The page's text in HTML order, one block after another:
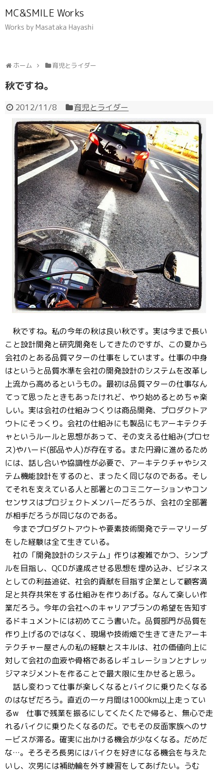
MC&SMILE Works
Works by Masataka Hayashi
ホーム 育児とライダー
秋ですね。
2012/11/8 育児とライダー
秋ですね。私の今年の秋は良い秋です。実は今まで長い
こと設計開発と研究開発をしてきたのですが、この夏から
会社のとある品質マターの仕事をしています。仕事の中身
はというと品質水準を会社の開発設計のシステムを改革し
上流から高めるというもの。最初は品質マターの仕事なん
てって思ったときもあったけれど、やり始めるとめちゃ楽
しい。実は会社の仕組みつくりは商品開発、プロダクトア
ウトにそっくり。会社の仕組みにも製品にもアーキテクチ
ャというルールと思想があって、その支える仕組み(プロセ
ス)やハード(部品や人)が存在する。また円滑に進めるため
には、話し合いや協調性が必要で、アーキテクチャやシス
テム機能設計をするのと、まったく同じなのである。そし
てそれを支えている人と部署とのコミニケーションやコン
センサスはプロジェクトメンバーだろうが、会社の全部署
が相手だろうが同じなのである。
今までプロダクトアウトや要素技術開発でテーマリーダ
をした経験は全て生きている。
社の「開発設計のシステム」作りは複雑でかつ、シンプ
ルを目指し、QCDが達成させる思想を埋め込み、ビジネス
としての利益追従、社会的貢献を目指す企業として顧客満
足と共存共栄をする仕組みを作りあげる。なんて楽しい作
業だろう。今年の会社へのキャリアプランの希望を告知す
るドキュメントには初めてこう書いた。品質部門が品質を
作り上げるのではなく、現場や技術畑で生きてきたアーキ
テクチャー屋さんの私の経験とスキルは、社の価値向上に
対して会社の血液や骨格であるレギュレーションとナレッ
ジマネジメントを作ることで最大限に生かせると思う。
話し変わって仕事が楽しくなるとバイクに乗りたくなる
のはなぜだろう。直近の一ヶ月間は1000km以上走ってい
るw 仕事で残業を振るにしてくたくたで帰ると、無心で走
れるバイクに乗りたくなるのだ。でもその反面家族へのサ
ービスが滞る。確実に出かける機会が少なくなる。だめだ
な…。そろそろ長男にはバイクを好きになる機会を与えた
いし、次男には補助輪を外す練習をしてあげたい。うむ